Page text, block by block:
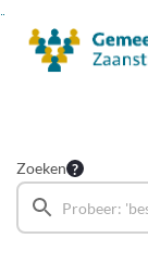
Zoeken